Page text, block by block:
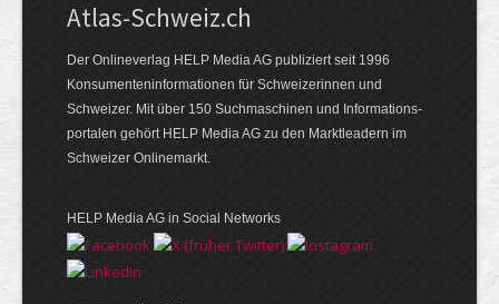
Atlas-Schweiz.ch
Der Onlineverlag HELP Media AG publiziert seit 1996
Konsumenten­infor­mationen für Schwei­zerinnen und
Schweizer. Mit über 150 Such­ma­schinen und Infor­mations­
portalen gehört HELP Media AG zu den Markt­leadern im
Schweizer Onlinemarkt.
HELP Media AG in Social Networks